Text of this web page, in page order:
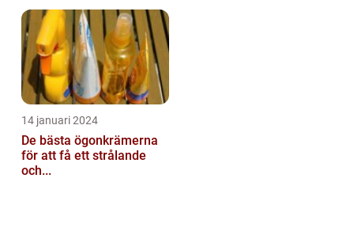
14 januari 2024
De bästa ögonkrämerna
för att få ett strålande
och...